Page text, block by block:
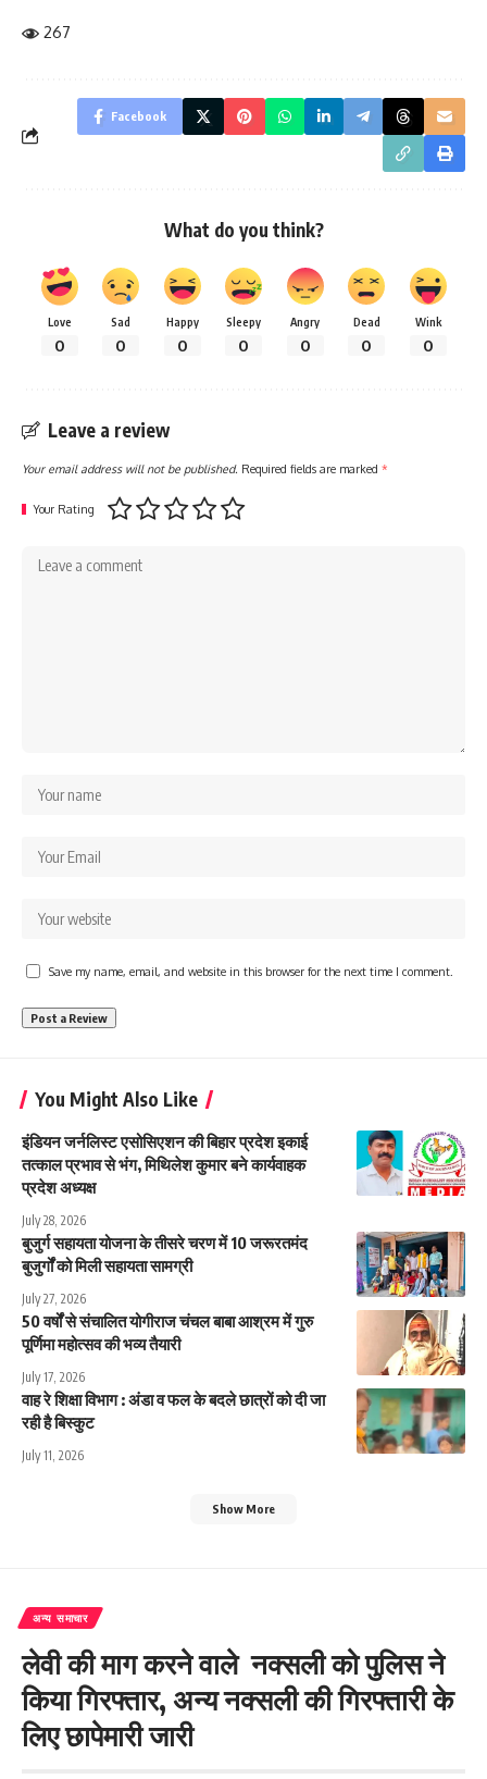
267
Facebook
What do you think?
Love
0
Sad
0
Happy
0
Sleepy
0
Angry
0
Dead
0
Wink
0
Leave a review
Your email address will not be published. Required fields are marked *
Your Rating
Save my name, email, and website in this browser for the next time I comment.
You Might Also Like
इंडियन जर्नलिस्ट एसोसिएशन की बिहार प्रदेश इकाई
तत्काल प्रभाव से भंग, मिथिलेश कुमार बने कार्यवाहक
प्रदेश अध्यक्ष
July 28, 2026
बुजुर्ग सहायता योजना के तीसरे चरण में 10 जरूरतमंद
बुजुर्गों को मिली सहायता सामग्री
July 27, 2026
50 वर्षों से संचालित योगीराज चंचल बाबा आश्रम में गुरु
पूर्णिमा महोत्सव की भव्य तैयारी
July 17, 2026
वाह रे शिक्षा विभाग : अंडा व फल के बदले छात्रों को दी जा
रही है बिस्कुट
July 11, 2026
Show More
अन्य समाचार
लेवी की माग करने वाले नक्सली को पुलिस ने
किया गिरफ्तार, अन्य नक्सली की गिरफ्तारी के
लिए छापेमारी जारी